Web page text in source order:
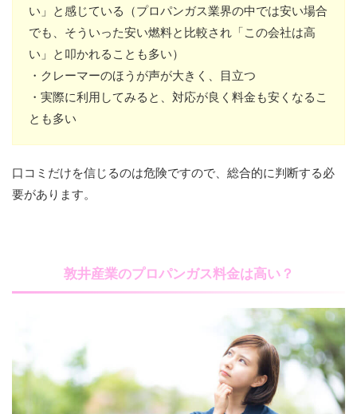
い」と感じている（プロパンガス業界の中では安い場合
でも、そういった安い燃料と比較され「この会社は高
い」と叩かれることも多い）
・クレーマーのほうが声が大きく、目立つ
・実際に利用してみると、対応が良く料金も安くなるこ
とも多い
口コミだけを信じるのは危険ですので、総合的に判断する必
要があります。
敦井産業のプロパンガス料金は高い？